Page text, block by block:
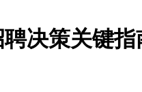
决策关键指